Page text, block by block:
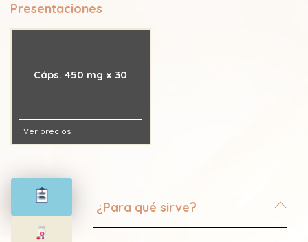
Presentaciones
Cáps. 450 mg x 30
Ver precios
¿Para qué sirve?